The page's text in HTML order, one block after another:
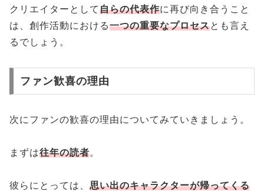
クリエイターとして自らの代表作に再び向き合うこと
は、創作活動における一つの重要なプロセスとも言え
るでしょう。
ファン歓喜の理由
次にファンの歓喜の理由についてみていきましょう。
まずは往年の読者。
彼らにとっては、 思い出のキャラクターが帰ってくる